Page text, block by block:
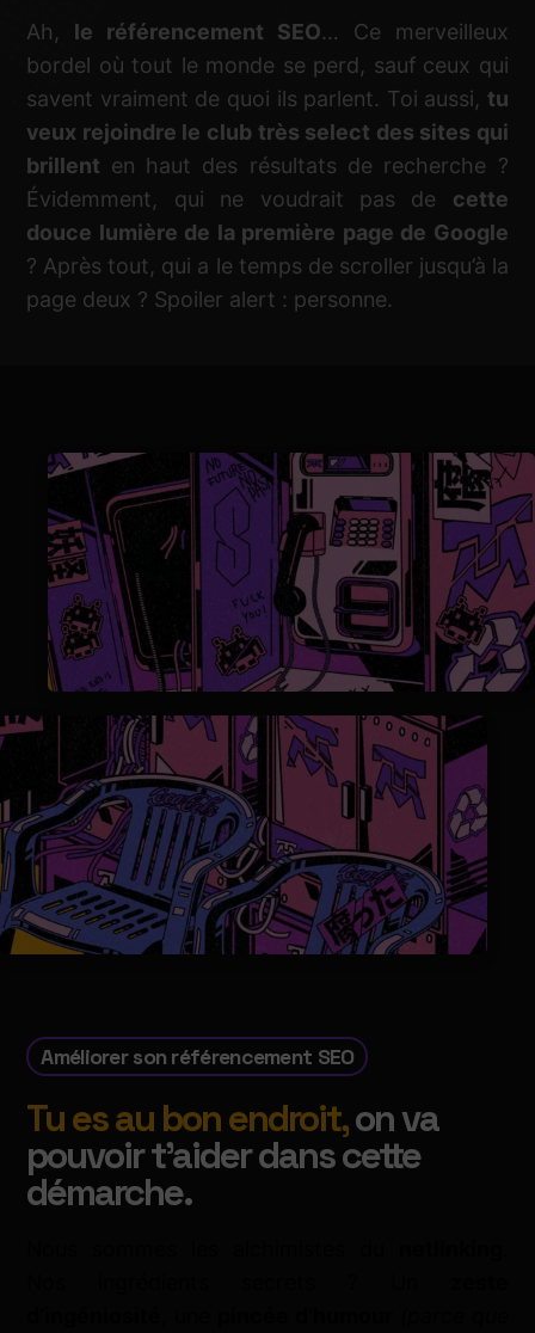
Ah, le référencement SEO… Ce merveilleux
bordel où tout le monde se perd, sauf ceux qui
savent vraiment de quoi ils parlent. Toi aussi, tu
veux rejoindre le club très select des sites qui
brillent en haut des résultats de recherche ?
Évidemment, qui ne voudrait pas de cette
douce lumière de la première page de Google
? Après tout, qui a le temps de scroller jusqu’à la
page deux ? Spoiler alert : personne.
Améliorer son référencement SEO
Tu es au bon endroit,on va
pouvoir t'aider dans cette
démarche.